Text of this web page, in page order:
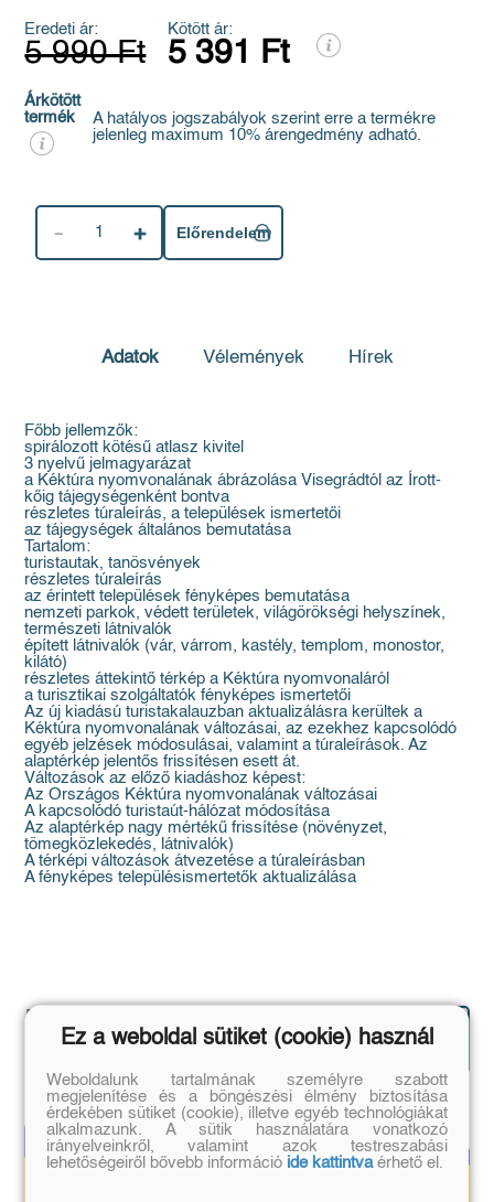
Eredeti ár:
5 990 Ft
Kötött ár:
5 391 Ft
Árkötött
termék
A hatályos jogszabályok szerint erre a termékre
jelenleg maximum 10% árengedmény adható.
1 Előrendelem
Adatok Vélemények Hírek
Főbb jellemzők:
spirálozott kötésű atlasz kivitel
3 nyelvű jelmagyarázat
a Kéktúra nyomvonalának ábrázolása Visegrádtól az Írott-
kőig tájegységenként bontva
részletes túraleírás, a települések ismertetői
az tájegységek általános bemutatása
Tartalom:
turistautak, tanösvények
részletes túraleírás
az érintett települések fényképes bemutatása
nemzeti parkok, védett területek, világörökségi helyszínek,
természeti látnivalók
épített látnivalók (vár, várrom, kastély, templom, monostor,
kilátó)
részletes áttekintő térkép a Kéktúra nyomvonaláról
a turisztikai szolgáltatók fényképes ismertetői
Az új kiadású turistakalauzban aktualizálásra kerültek a
Kéktúra nyomvonalának változásai, az ezekhez kapcsolódó
egyéb jelzések módosulásai, valamint a túraleírások. Az
alaptérkép jelentős frissítésen esett át.
Változások az előző kiadáshoz képest:
Az Országos Kéktúra nyomvonalának változásai
A kapcsolódó turistaút-hálózat módosítása
Az alaptérkép nagy mértékű frissítése (növényzet,
tömegközlekedés, látnivalók)
A térképi változások átvezetése a túraleírásban
A fényképes településismertetők aktualizálása
Hasonló
Mutasd az
összeset!
Ez a weboldal sütiket (cookie) használ
Weboldalunk tartalmának személyre szabott
megjelenítése és a böngészési élmény biztosítása
érdekében sütiket (cookie), illetve egyéb technológiákat
alkalmazunk. A sütik használatára vonatkozó
irányelveinkről, valamint azok testreszabási
lehetőségeiről bővebb információ ide kattintvaérhető el.